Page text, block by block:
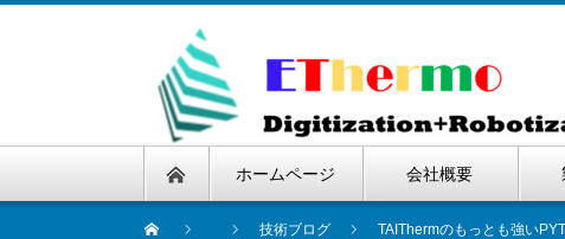
ホームページ 会社概要
技術ブログ TAIThermのもっとも強い